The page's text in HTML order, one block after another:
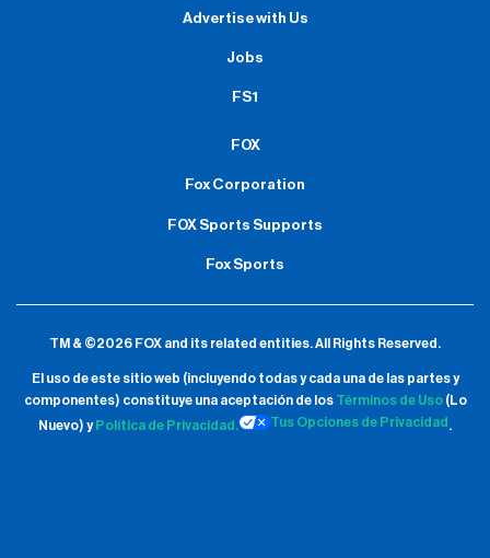
Advertise with Us
Jobs
FS1
FOX
Fox Corporation
FOX Sports Supports
Fox Sports
TM & ©2026 FOX and its related entities.All Rights Reserved.
El uso de este sitio web (incluyendo todas y cada una de las partes y
componentes) constituye una aceptación de los Términos de Uso(Lo
Nuevo) y Política de Privacidad. Tus Opciones de Privacidad .